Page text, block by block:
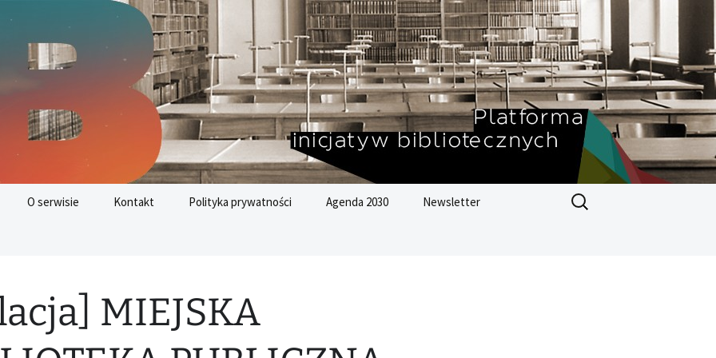
O serwisie Kontakt Polityka prywatności Agenda 2030 Newsletter
Szukaj:
MIEJSKA